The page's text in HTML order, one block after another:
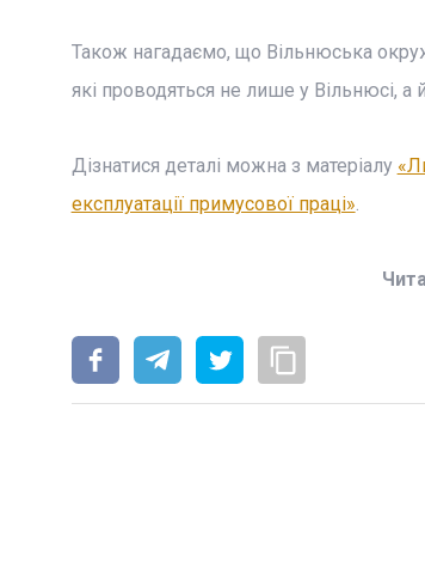
Також нагадаємо, що Вільнюська
які проводяться не лише у Вільнюсі, а
Дізнатися деталі можна з матеріалу
експлуатації примусової праці».